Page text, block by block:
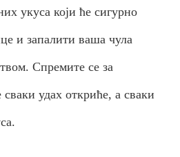
укуса који ће сигурно
и запалити ваша чула
Спремите се за
сваки удах откриће, а сваки